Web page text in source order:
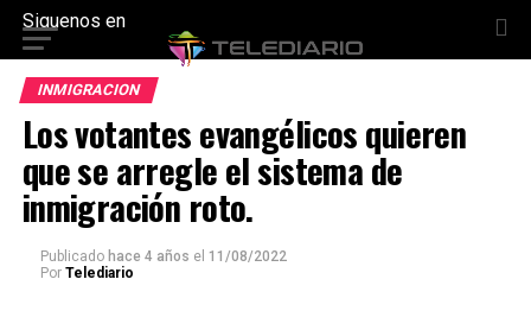
Siguenos en
INMIGRACION
Los votantes evangélicos quieren
que se arregle el sistema de
inmigración roto.
Publicado hace 4 años el 11/08/2022
Por Telediario